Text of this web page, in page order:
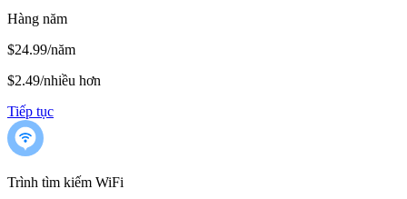
Hàng năm
$24.99/năm
$2.49/nhiều hơn
Tiếp tục
Trình tìm kiếm WiFi